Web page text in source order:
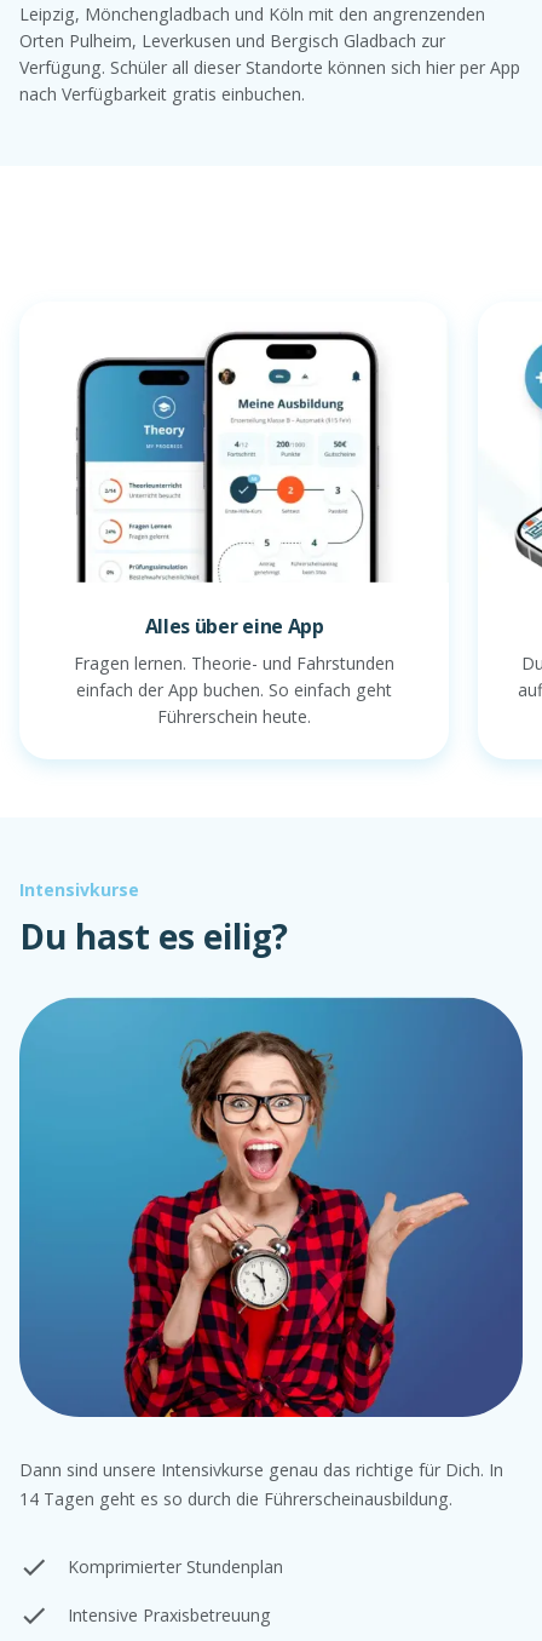
Leipzig, Mönchengladbach und Köln mit den angrenzenden
Orten Pulheim, Leverkusen und Bergisch Gladbach zur
Verfügung. Schüler all dieser Standorte können sich hier per App
nach Verfügbarkeit gratis einbuchen.
Alles über eine App
Fragen lernen. Theorie- und Fahrstunden
einfach der App buchen. So einfach geht
Führerschein heute.
Intensivkurse
Du hast es eilig?
Dann sind unsere Intensivkurse genau das richtige für Dich. In
14 Tagen geht es so durch die Führerscheinausbildung.
Komprimierter Stundenplan
Intensive Praxisbetreuung